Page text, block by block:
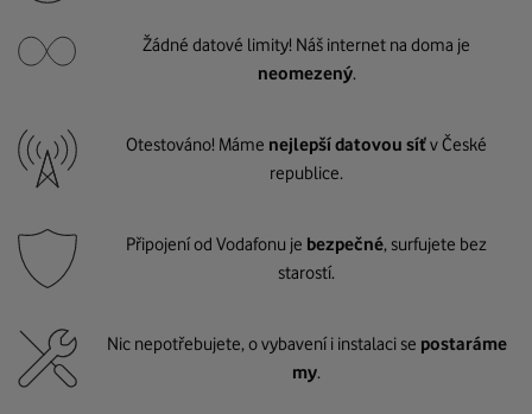
Žádné datové limity! Náš internet na doma je
neomezený.
Otestováno! Máme nejlepší datovou síťv České
republice.
Připojení od Vodafonu je bezpečné, surfujete bez
starostí.
Nic nepotřebujete, o vybavení i instalaci se postaráme
my.